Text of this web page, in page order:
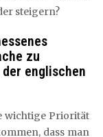
steigern?
zu
englischen
wichtige Priorität
dass man